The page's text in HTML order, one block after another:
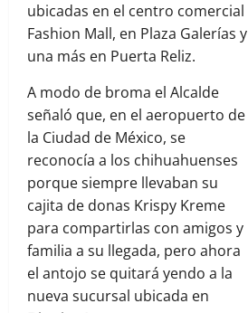
ubicadas en el centro comercial
Fashion Mall, en Plaza Galerías y
una más en Puerta Reliz.
A modo de broma el Alcalde
señaló que, en el aeropuerto de
la Ciudad de México, se
reconocía a los chihuahuenses
porque siempre llevaban su
cajita de donas Krispy Kreme
para compartirlas con amigos y
familia a su llegada, pero ahora
el antojo se quitará yendo a la
nueva sucursal ubicada en